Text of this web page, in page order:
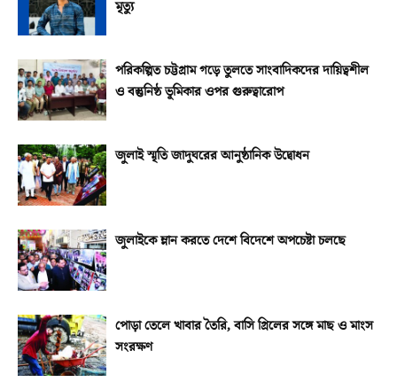
মৃত্যু
পরিকল্পিত চট্টগ্রাম গড়ে তুলতে সাংবাদিকদের দায়িত্বশীল
ও বস্তুনিষ্ঠ ভূমিকার ওপর গুরুত্বারোপ
জুলাই স্মৃতি জাদুঘরের আনুষ্ঠানিক উদ্বোধন
জুলাইকে ম্লান করতে দেশে বিদেশে অপচেষ্টা চলছে
পোড়া তেলে খাবার তৈরি, বাসি গ্রিলের সঙ্গে মাছ ও মাংস
সংরক্ষণ